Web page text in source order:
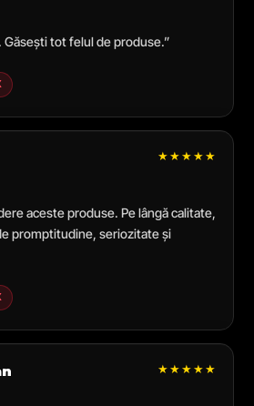
Găsești tot felul de produse.”
★★★★★
aceste produse. Pe lângă calitate,
promptitudine, seriozitate și
★★★★★